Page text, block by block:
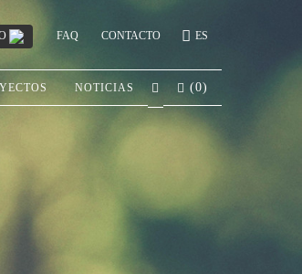
FAQ CONTACTO ES
NOTICIAS (0)